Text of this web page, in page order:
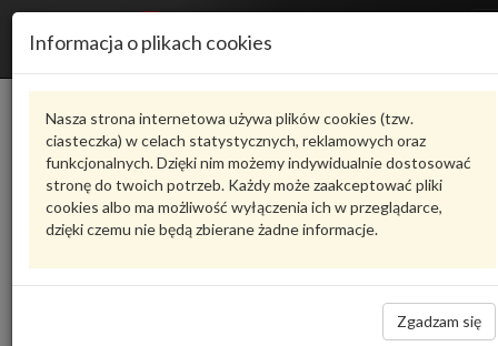
Informacja o plikach cookies
Nasza strona internetowa używa plików cookies (tzw.
ciasteczka) w celach statystycznych, reklamowych oraz
funkcjonalnych. Dzięki nim możemy indywidualnie dostosować
stronę do twoich potrzeb. Każdy może zaakceptować pliki
cookies albo ma możliwość wyłączenia ich w przeglądarce,
dzięki czemu nie będą zbierane żadne informacje.
Zgadzam się
Produkty 1
Pokaż pełny opis Zadaj pytanie o produkt
115930710VAG - produkt oryginalny VW AUDI SEAT SKODA
2,41 zł
Wprowadź